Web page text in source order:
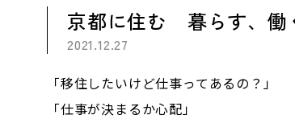
京都に住む 暮らす、働
2021.12.27
「移住したいけど仕事ってあるの？」
「仕事が決まるか心配」